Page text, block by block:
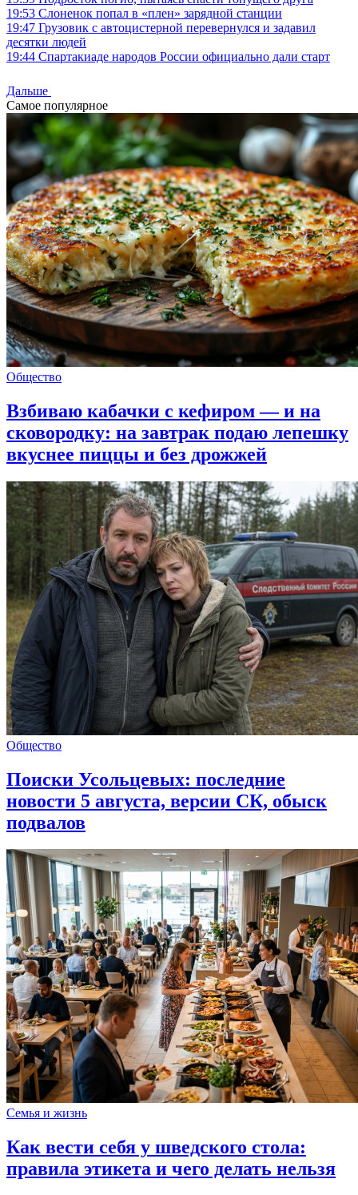
19:53 Слоненок попал в «плен» зарядной станции
19:47 Грузовик с автоцистерной перевернулся и задавил
десятки людей
19:44 Спартакиаде народов России официально дали старт
Дальше
Самое популярное
Общество
Взбиваю кабачки с кефиром — и на
сковородку: на завтрак подаю лепешку
вкуснее пиццы и без дрожжей
Общество
Поиски Усольцевых: последние
новости 5 августа, версии СК, обыск
подвалов
Семья и жизнь
Как вести себя у шведского стола:
правила этикета и чего делать нельзя